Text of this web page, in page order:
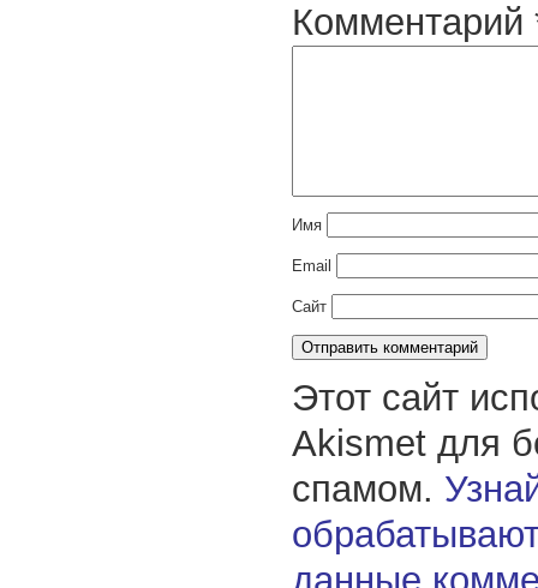
Комментарий
Имя
Email
Сайт
Этот сайт
Akismet для
спамом.